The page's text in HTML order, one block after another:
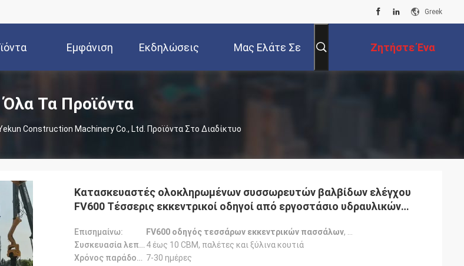
Greek
Εμφάνιση
VR
Εκδηλώσεις Μας Ελάτε Σε Ζητήστε Ένα
Απόσπασμα
Όλα Τα Προϊόντα
Construction Machinery Co., Ltd. Προϊόντα Στο Διαδίκτυο
Κατασκευαστές ολοκληρωμένων συσσωρευτών βαλβίδων ελέγχου
FV600 Τέσσερις εκκεντρικοί οδηγοί από εργοστάσιο υδραυλικών
Επισημαίνω: FV600 οδηγός τεσσάρων εκκεντρικών πασσάλων,
Συσκευασία λεπτομέρειες: 4 έως 10 CBM, παλέτες και ξύλινα κουτιά
Χρόνος παράδοσης: 7-30 ημέρες